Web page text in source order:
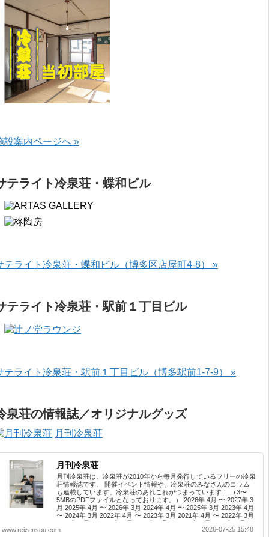
設案内ページへ »
テライト冷泉荘・蝶和ビル
テライト冷泉荘・蝶和ビル（博多区店屋町4-8） »
テライト冷泉荘・駅前１丁目ビル
テライト冷泉荘・駅前１丁目ビル（博多駅前1-7-9） »
泉荘の情報誌／オリジナルグッズ
月刊冷泉荘
月刊冷泉荘
月刊冷泉荘は、冷泉荘が2010年から毎月発行しているフリーの冷泉
荘情報誌です。 開催イベント情報や、冷泉荘のみなさんのコラム
も連載しています。冷泉荘のあれこれがつまっています！ （3〜
5MBのPDFファイルとなっております。） 2026年 4月 〜 2027年 3
月 2025年 4月 〜 2026年 3月 2024年 4月 〜 2025年 3月 2023年 4月
〜 2024年 3月 2022年 4月 〜 2023年 3月 2021年 4月 〜 2022年 3月
2019年 3月 2017年 4月 〜 2018年 3月 2016年 4月 〜 2017年 3月
www.reizensou.com 2026-07-25 15:48